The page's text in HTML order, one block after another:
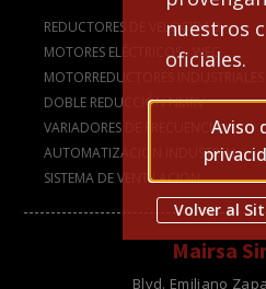
nuestros
oficiales.
Aviso
Volver al
REDUCTORES DE VELOCIDAD
MOTORES ELÉCTRICOS - WEG
MOTORREDUCTORES INDUSTRIALES
DOBLE REDUCCIÓN NMRV
VARIADORES DE FRECUENCIA
AUTOMATIZACION INDUSTRIAL
SISTEMA DE VENTILACION
Mairsa
Blvd. Emiliano